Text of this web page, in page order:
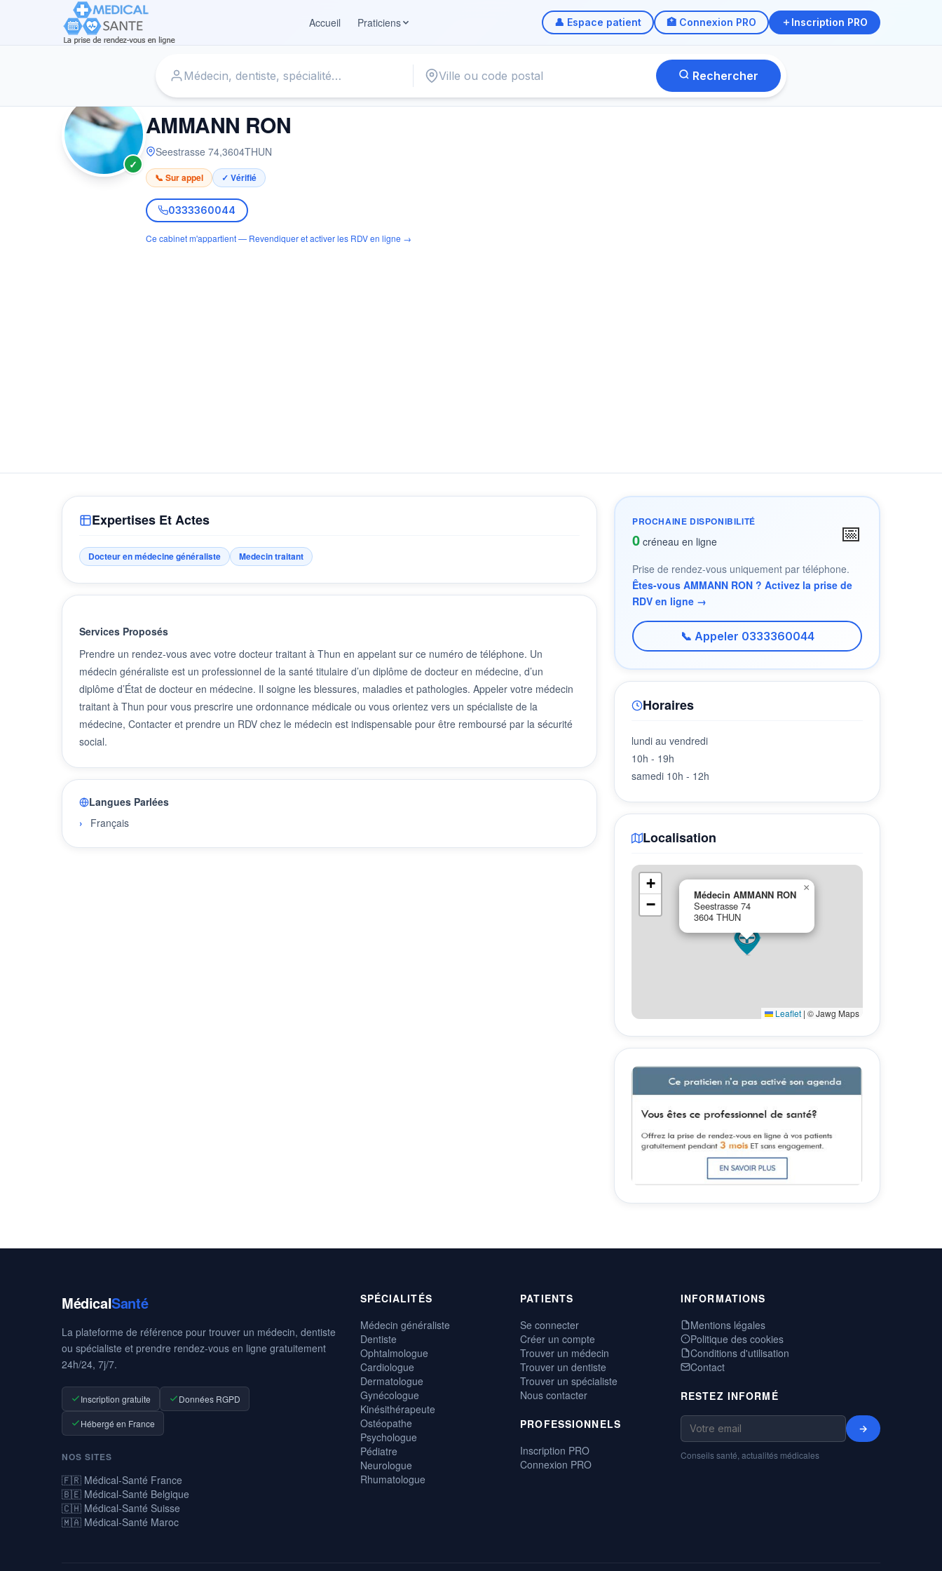
Accueil
Praticiens 👤 Espace patient 🏥 Connexion PRO Inscription PRO
Rechercher
✓
MÉDECIN
AMMANN RON
Seestrasse 74,3604THUN
📞 Sur appel ✓ Vérifié
0333360044
Ce cabinet m'appartient — Revendiquer et activer les RDV en ligne →
Expertises Et Actes
Docteur en médecine généraliste Medecin traitant
Services Proposés
Prendre un rendez-vous avec votre docteur traitant à Thun en appelant sur ce numéro de téléphone. Un
médecin généraliste est un professionnel de la santé titulaire d’un diplôme de docteur en médecine, d’un
diplôme d’État de docteur en médecine. Il soigne les blessures, maladies et pathologies. Appeler votre médecin
traitant à Thun pour vous prescrire une ordonnance médicale ou vous orientez vers un spécialiste de la
médecine, Contacter et prendre un RDV chez le médecin est indispensable pour être remboursé par la sécurité
social.
Langues Parlées
Français
PROCHAINE DISPONIBILITÉ
0 créneau en ligne 📅
Prise de rendez-vous uniquement par téléphone.
Êtes-vous AMMANN RON ? Activez la prise de
RDV en ligne →
📞 Appeler 0333360044
Horaires
lundi au vendredi
10h - 19h
samedi 10h - 12h
Localisation
Médecin AMMANN RON
Seestrasse 74
3604 THUN
×
+
−
Leaflet | © Jawg Maps
MédicalSanté
La plateforme de référence pour trouver un médecin, dentiste
ou spécialiste et prendre rendez-vous en ligne gratuitement
24h/24, 7j/7.
Inscription gratuite Données RGPD
Hébergé en France
NOS SITES
🇫🇷 Médical-Santé France
🇧🇪 Médical-Santé Belgique
🇨🇭 Médical-Santé Suisse
🇲🇦 Médical-Santé Maroc
SPÉCIALITÉS
Médecin généraliste
Dentiste
Ophtalmologue
Cardiologue
Dermatologue
Gynécologue
Kinésithérapeute
Ostéopathe
Psychologue
Pédiatre
Neurologue
Rhumatologue
PATIENTS
Se connecter
Créer un compte
Trouver un médecin
Trouver un dentiste
Trouver un spécialiste
Nous contacter
PROFESSIONNELS
Inscription PRO
Connexion PRO
INFORMATIONS
Mentions légales
Politique des cookies
Conditions d'utilisation
Contact
RESTEZ INFORMÉ
→
Conseils santé, actualités médicales